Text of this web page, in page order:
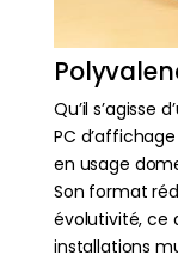
Qu’il s’agisse
PC
en usage
Son format
évolutivité, ce
installations